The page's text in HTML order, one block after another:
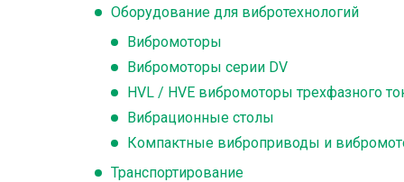
Оборудование для вибротехнологий
Вибромоторы
Вибромоторы серии DV
HVL / HVE вибромоторы трехфазного
Вибрационные столы
Компактные виброприводы и
Транспортирование